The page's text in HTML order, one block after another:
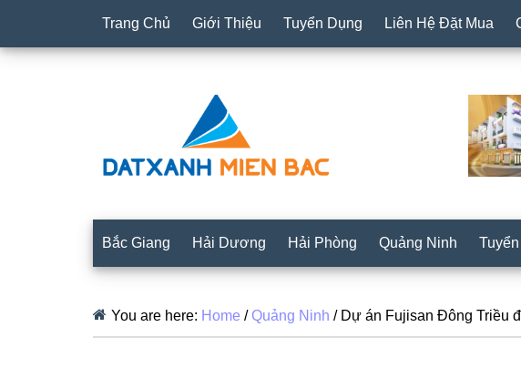
Trang Chủ Giới Thiệu Tuyển Dụng Liên Hệ Đặt Mua
Bắc Giang Hải Dương Hải Phòng Quảng Ninh
You are here: Home / Quảng Ninh /Dự án Fujisan Đông Triều